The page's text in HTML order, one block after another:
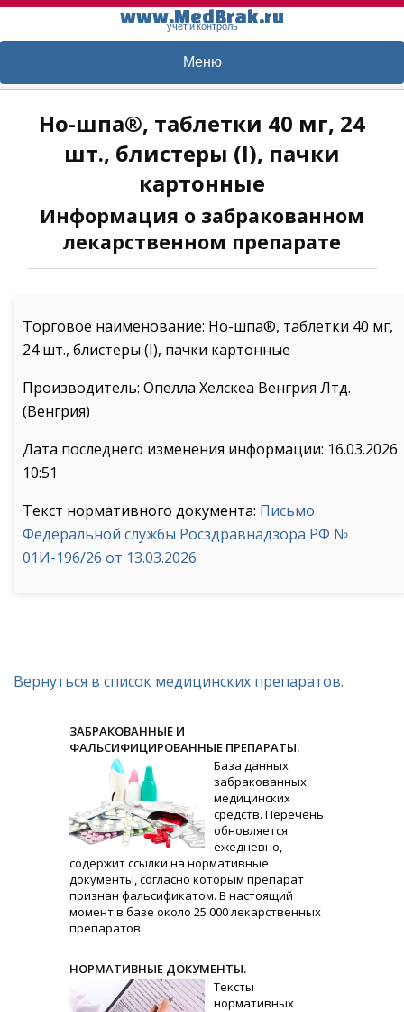
www.MedBrak.ru
учет и контроль
Меню
Но-шпа®, таблетки 40 мг, 24
шт., блистеры (I), пачки
картонные
Информация о забракованном
лекарственном препарате
Торговое наименование: Но-шпа®, таблетки 40 мг,
24 шт., блистеры (I), пачки картонные
Производитель: Опелла Хелскеа Венгрия Лтд.
(Венгрия)
Дата последнего изменения информации: 16.03.2026
10:51
Текст нормативного документа: Письмо
Федеральной службы Росздравнадзора РФ №
01И-196/26 от 13.03.2026
Вернуться в список медицинских препаратов.
ЗАБРАКОВАННЫЕ И
ФАЛЬСИФИЦИРОВАННЫЕ ПРЕПАРАТЫ.
База данных
забракованных
медицинских
средств. Перечень
обновляется
ежедневно,
содержит ссылки на нормативные
документы, согласно которым препарат
признан фальсификатом. В настоящий
момент в базе около 25 000 лекарственных
препаратов.
НОРМАТИВНЫЕ ДОКУМЕНТЫ.
Тексты
нормативных